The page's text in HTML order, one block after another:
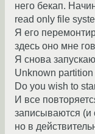
него бекап.
read only file
Я его
здесь оно мне
Я снова
Unknown
Do you wish to
И все
записываются (и
но в